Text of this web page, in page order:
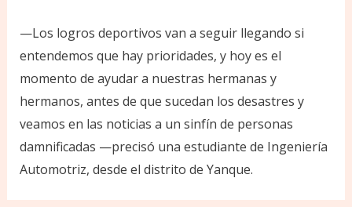
—Los logros deportivos van a seguir llegando si
entendemos que hay prioridades, y hoy es el
momento de ayudar a nuestras hermanas y
hermanos, antes de que sucedan los desastres y
veamos en las noticias a un sinfín de personas
damnificadas —precisó una estudiante de Ingeniería
Automotriz, desde el distrito de Yanque.